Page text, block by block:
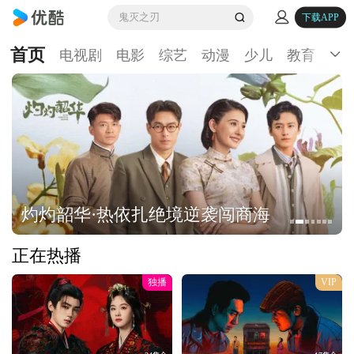
鬼灭之刃 下载APP
首页 电视剧 电影 综艺 动漫 少儿 教育 生
灼灼韶华·热依扎绝境逆袭闯商海
正在热播
独播 VIP